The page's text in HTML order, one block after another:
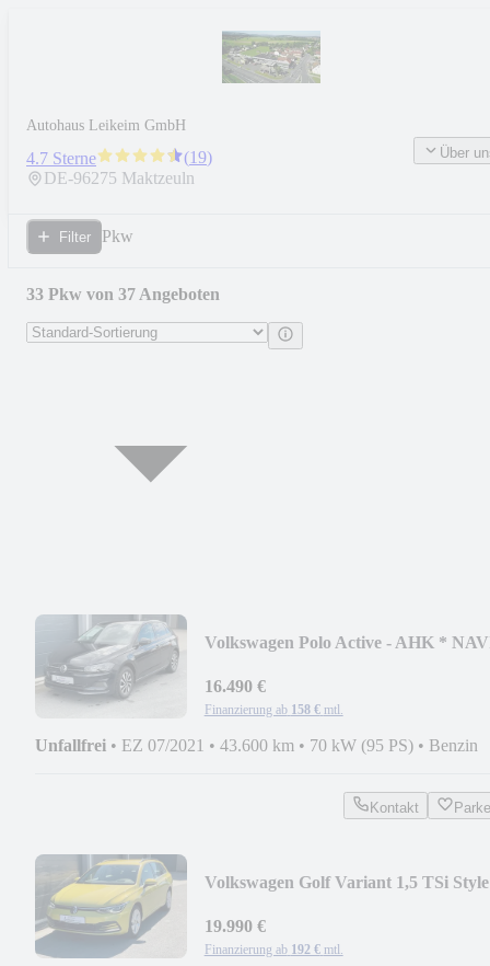
Autohaus Leikeim GmbH
4.7 Sterne (19)
DE-96275 Maktzeuln
Über
Filter Pkw
33 Pkw von 37 Angeboten
Volkswagen Polo Active - AHK *
16.490 €
Finanzierung ab 158 € mtl.
Unfallfrei • EZ 07/2021 • 43.600 km • 70 kW (95 PS) • Benzin
Kontakt
Volkswagen Golf Variant 1,5 TSi
19.990 €
Finanzierung ab 192 € mtl.